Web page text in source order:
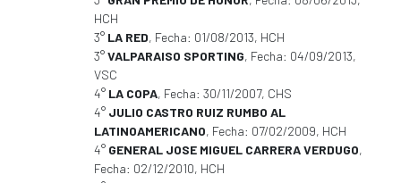
HCH
3° LA RED, Fecha: 01/08/2013, HCH
3°VALPARAISO SPORTING, Fecha: 04/09/2013,
VSC
4° LA COPA, Fecha: 30/11/2007, CHS
4° JULIO CASTRO RUIZ RUMBO AL
LATINOAMERICANO, Fecha: 07/02/2009, HCH
4° GENERAL JOSE MIGUEL CARRERA VERDUGO,
Fecha: 02/12/2010, HCH